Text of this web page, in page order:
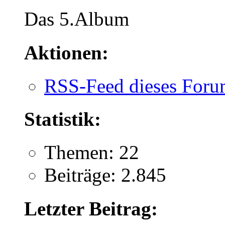
Das 5.Album
Aktionen:
RSS-Feed dieses
Statistik:
Themen: 22
Beiträge: 2.845
Letzter Beitrag: